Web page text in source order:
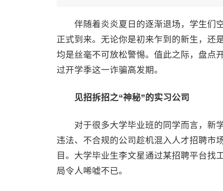
伴随着炎炎夏日的逐渐退场，学生们空
正式到来。无论你是初来乍到的新生，还
均是丝毫不可放松警惕。值此之际，盘点
过开学季这一诈骗高发期。
见招拆招之“神秘”的实习公司
对于很多大学毕业班的同学而言，新学
违法、不合规的公司趁机混入人才招聘市
目。大学毕业生李文星通过某招聘平台找
局令人唏嘘不已。